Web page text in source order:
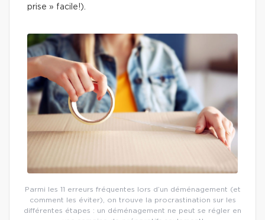
prise » facile!).
Parmi les 11 erreurs fréquentes lors d’un déménagement (et
comment les éviter), on trouve la procrastination sur les
différentes étapes : un déménagement ne peut se régler en